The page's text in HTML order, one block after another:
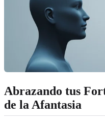
Abrazando tus
de la Afantasia